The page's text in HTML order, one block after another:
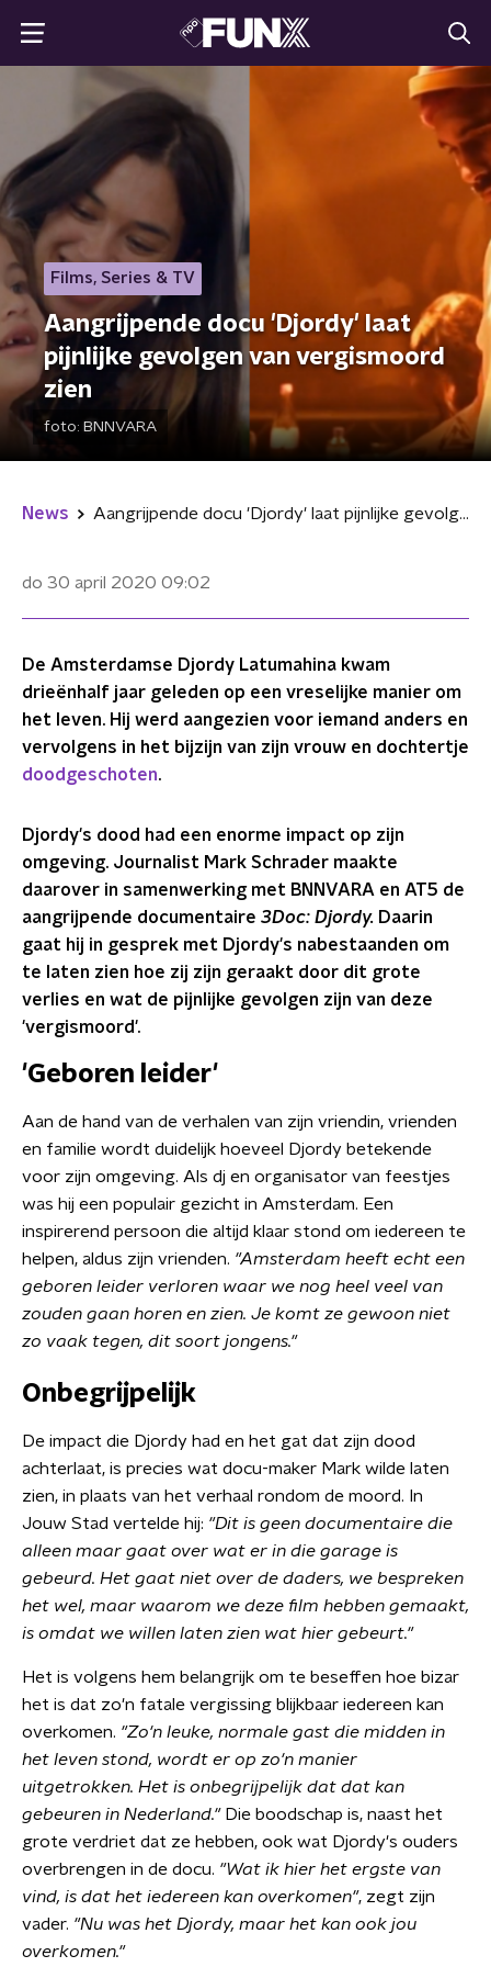
Films, Series & TV
Aangrijpende docu 'Djordy' laat
pijnlijke gevolgen van vergismoord
zien
foto: BNNVARA
News Aangrijpende docu 'Djordy' laat pijnlijke gevolgen van vergismoord zien
do 30 april 2020 09:02
De Amsterdamse Djordy Latumahina kwam
drieënhalf jaar geleden op een vreselijke manier om
het leven. Hij werd aangezien voor iemand anders en
vervolgens in het bijzijn van zijn vrouw en dochtertje
doodgeschoten.
Djordy's dood had een enorme impact op zijn
omgeving. Journalist Mark Schrader maakte
daarover in samenwerking met BNNVARA en AT5 de
aangrijpende documentaire 3Doc: Djordy. Daarin
gaat hij in gesprek met Djordy's nabestaanden om
te laten zien hoe zij zijn geraakt door dit grote
verlies en wat de pijnlijke gevolgen zijn van deze
'vergismoord'.
'Geboren leider'
Aan de hand van de verhalen van zijn vriendin, vrienden
en familie wordt duidelijk hoeveel Djordy betekende
voor zijn omgeving. Als dj en organisator van feestjes
was hij een populair gezicht in Amsterdam. Een
inspirerend persoon die altijd klaar stond om iedereen te
helpen, aldus zijn vrienden. "Amsterdam heeft echt een
geboren leider verloren waar we nog heel veel van
zouden gaan horen en zien. Je komt ze gewoon niet
zo vaak tegen, dit soort jongens."
Onbegrijpelijk
De impact die Djordy had en het gat dat zijn dood
achterlaat, is precies wat docu-maker Mark wilde laten
zien, in plaats van het verhaal rondom de moord. In
Jouw Stad vertelde hij: "Dit is geen documentaire die
alleen maar gaat over wat er in die garage is
gebeurd. Het gaat niet over de daders, we bespreken
het wel, maar waarom we deze film hebben gemaakt,
is omdat we willen laten zien wat hier gebeurt."
Het is volgens hem belangrijk om te beseffen hoe bizar
het is dat zo'n fatale vergissing blijkbaar iedereen kan
overkomen. "Zo'n leuke, normale gast die midden in
het leven stond, wordt er op zo'n manier
uitgetrokken. Het is onbegrijpelijk dat dat kan
gebeuren in Nederland." Die boodschap is, naast het
grote verdriet dat ze hebben, ook wat Djordy's ouders
overbrengen in de docu. "Wat ik hier het ergste van
vind, is dat het iedereen kan overkomen", zegt zijn
vader. "Nu was het Djordy, maar het kan ook jou
overkomen."